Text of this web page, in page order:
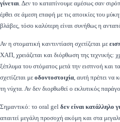
γίνεται. Δεν το καταπίνουμε αμέσως σαν
έρθει σε άμεση επαφή με τις αποικίες του
βλάβες, τόσο καλύτερη είναι συνήθως η
Αν η στοματική καντιντίαση σχετίζεται με
ΧΑΠ, χρειάζεται και διόρθωση της τεχνικής:
ξέπλυμα του στόματος μετά την εισπνοή και
σχετίζεται με οδοντοστοιχία, αυτή πρέπει να
τη νύχτα. Αν δεν διορθωθεί ο εκλυτικός
Σημαντικό: το oral gel δεν είναι
απαιτεί μεγάλη προσοχή ακόμη και στα